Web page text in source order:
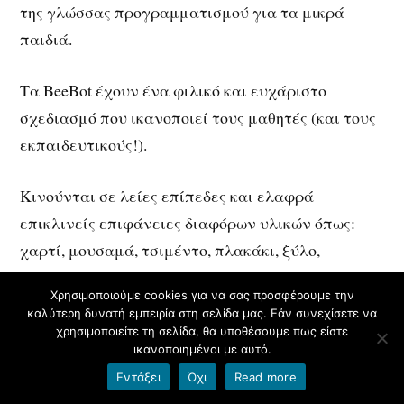
της γλώσσας προγραμματισμού για τα μικρά
παιδιά.
Τα BeeBot έχουν ένα φιλικό και ευχάριστο
σχεδιασμό που ικανοποιεί τους μαθητές (και τους
εκπαιδευτικούς!).
Κινούνται σε λείες επίπεδες και ελαφρά
επικλινείς επιφάνειες διαφόρων υλικών όπως:
χαρτί, μουσαμά, τσιμέντο, πλακάκι, ξύλο,
πλαστικό, χαλί.
H LOGO (ΛΟΓΟΣ) είναι, εκπαιδευτικά, η
καλύτερη γλώσσα προγραμματισμού
προκειμένου ένας μαθητής να επικοινωνήσει με
Χρησιμοποιούμε cookies για να σας προσφέρουμε την
καλύτερη δυνατή εμπειρία στη σελίδα μας. Εάν συνεχίσετε να
χρησιμοποιείτε τη σελίδα, θα υποθέσουμε πως είστε
ικανοποιημένοι με αυτό.
Εντάξει
Όχι Read more